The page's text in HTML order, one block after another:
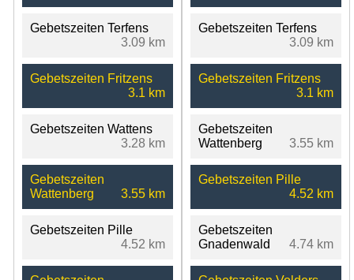
Gebetszeiten Terfens
3.09 km
Gebetszeiten Fritzens
3.1 km
Gebetszeiten Wattens
3.28 km
Gebetszeiten
Wattenberg
3.55 km
Gebetszeiten Pille
4.52 km
Gebetszeiten Terfens
3.09 km
Gebetszeiten Fritzens
3.1 km
Gebetszeiten
Wattenberg
3.55 km
Gebetszeiten Pille
4.52 km
Gebetszeiten
Gnadenwald
4.74 km